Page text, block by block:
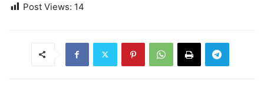
Post Views: 14